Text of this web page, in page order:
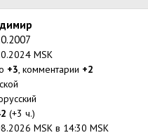
MSK
+3, комментарии +2
(+3 ч.)
MSK в 14:30 MSK